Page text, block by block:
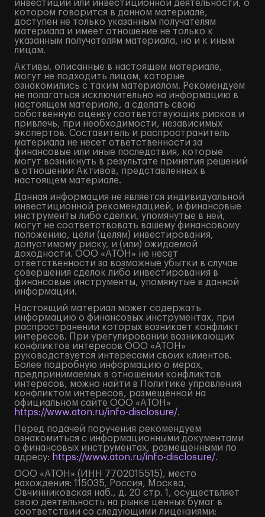
инвестиций или инвестиционной деятельности, о
котором говорится в данном материале,
доступен не только указанным получателям
материала и имеет отношение не только к
указанным получателям материала, но и к иным
лицам.
Активы, описанные в настоящем материале,
могут не подходить лицам, которые
ознакомились с таким материалом. Рекомендуем
не полагаться исключительно на информацию в
настоящем материале, а сделать свою
собственную оценку соответствующих рисков и
привлечь, при необходимости, независимых
экспертов. Составитель и распространитель
материала не несет ответственности за
финансовые или иные последствия, которые
могут возникнуть в результате принятия решений
в отношении Активов, представленных в
настоящем материале.
Данная информация не является индивидуальной
инвестиционной рекомендацией, и финансовые
инструменты либо сделки, упомянутые в ней,
могут не соответствовать вашему финансовому
положению, цели (целям) инвестирования,
допустимому риску, и (или) ожидаемой
доходности. ООО «АТОН» не несет
ответственности за возможные убытки в случае
совершения сделок либо инвестирования в
финансовые инструменты, упомянутые в данной
информации.
Настоящий материал может содержать
информацию о финансовых инструментах, при
распространении которых возникает конфликт
интересов. При урегулировании возникающих
конфликтов интересов ООО «АТОН»
руководствуется интересами своих клиентов.
Более подробную информацию о мерах,
предпринимаемых в отношении конфликтов
интересов, можно найти в Политике управления
конфликтом интересов, размещённой на
официальном сайте ООО «АТОН»
https://www.aton.ru/info-disclosure/.
Перед подачей поручения рекомендуем
ознакомиться с информационными документами
о финансовых инструментах, размещенными по
адресу: https://www.aton.ru/info-disclosure/.
ООО «АТОН» (ИНН 7702015515), место
нахождения: 115035, Россия, Москва,
Овчинниковская наб., д. 20 стр. 1, осуществляет
свою деятельность на рынке ценных бумаг в
соответствии со следующими лицензиями: